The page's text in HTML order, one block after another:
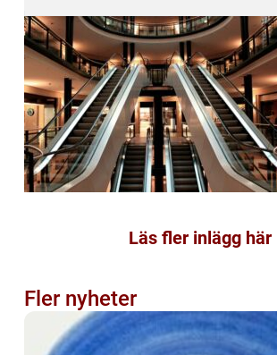
Läs fler inlägg här
Fler nyheter